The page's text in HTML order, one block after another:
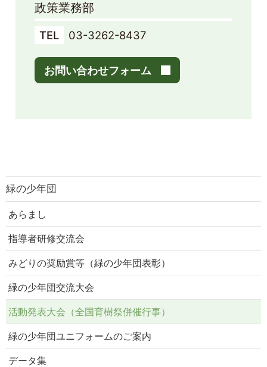
政策業務部
TEL 03-3262-8437
お問い合わせフォーム
緑の少年団
あらまし
指導者研修交流会
みどりの奨励賞等（緑の少年団表彰）
緑の少年団交流大会
活動発表大会（全国育樹祭併催行事）
緑の少年団ユニフォームのご案内
データ集